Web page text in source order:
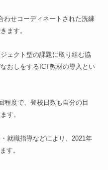
わせコーディネートされた洗練
ます。
ェクト型の課題に取り組む協
おしをするICT教材の導入とい
程度で、登校日数も自分の目
す。
就職指導などにより、2021年
す。